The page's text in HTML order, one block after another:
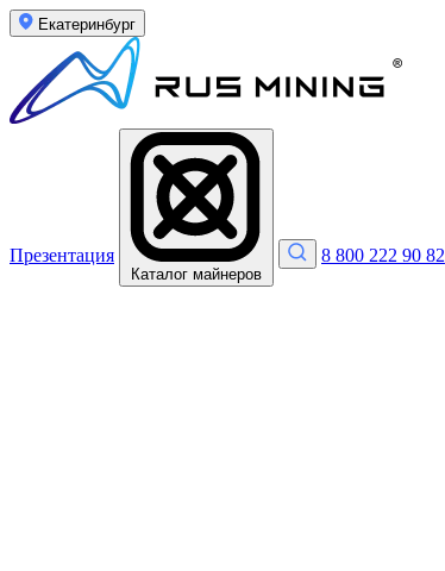
Екатеринбург
Презентация
Каталог майнеров
8 800 222 90 82